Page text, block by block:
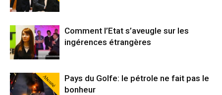
Comment l’Etat s’aveugle sur les
ingérences étrangères
Abonné
Pays du Golfe: le pétrole ne fait pas le
bonheur